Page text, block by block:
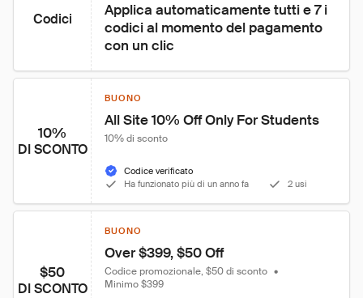
Codici
Applica automaticamente tutti e 7 i
codici al momento del pagamento
con un clic
10%
DI SCONTO
BUONO
All Site 10% Off Only For Students
10% di sconto
Codice verificato
Ha funzionato più di un anno fa
2 usi
$50
DI SCONTO
BUONO
Over $399, $50 Off
Codice promozionale, $50 di sconto •
Minimo $399